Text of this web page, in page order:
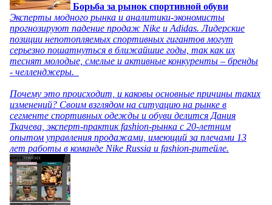
Борьба за рынок спортивной обуви
Эксперты модного рынка и аналитики-экономисты
прогнозируют падение продаж Nike и Adidas. Лидерские
позиции непотопляемых спортивных гигантов могут
серьезно пошатнуться в ближайшие годы, так как их
теснят молодые, смелые и активные конкуренты – бренды
- челленджеры.
Почему это происходит, и каковы основные причины таких
изменений? Своим взглядом на ситуацию на рынке в
сегменте спортивных одежды и обуви делится Дания
Ткачева, эксперт-практик fashion-рынка с 20-летним
опытом управления продажами, имеющий за плечами 13
лет работы в команде Nike Russia и fashion-ритейле.